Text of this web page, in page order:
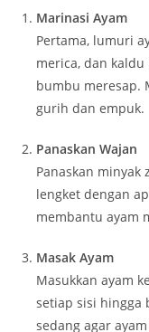
Marinasi Ayam
Pertama, lumuri
merica, dan
bumbu meresap.
gurih dan empuk.
Panaskan Wajan
Panaskan
lengket dengan
membantu ayam
Masak Ayam
Masukkan ayam
setiap sisi hingga
sedang agar